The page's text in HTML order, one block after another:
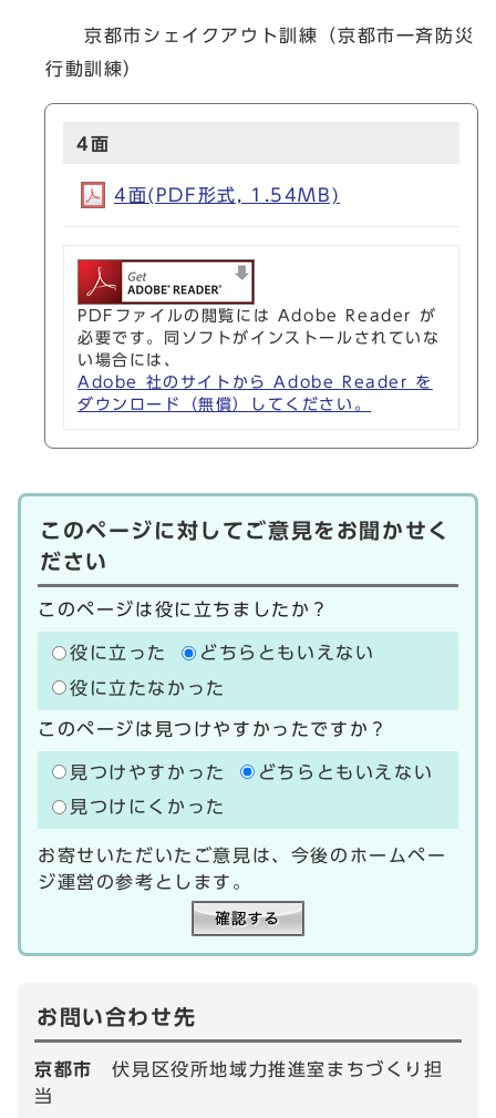
京都市シェイクアウト訓練（京都市一斉防災
行動訓練）
4面
4面(PDF形式, 1.54MB)
PDFファイルの閲覧には Adobe Reader が
必要です。同ソフトがインストールされていな
い場合には、
Adobe 社のサイトから Adobe Reader を
ダウンロード（無償）してください。
このページに対してご意見をお聞かせく
ださい
このページは役に立ちましたか？
役に立った
どちらともいえない
役に立たなかった
このページは見つけやすかったですか？
見つけやすかった
どちらともいえない
見つけにくかった
お寄せいただいたご意見は、今後のホームペー
ジ運営の参考とします。
お問い合わせ先
京都市伏見区役所地域力推進室まちづくり担
当